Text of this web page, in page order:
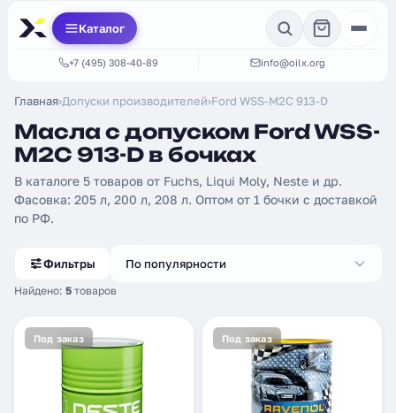
Каталог
+7 (495) 308-40-89 info@oilx.org
Главная›Допуски производителей›Ford WSS-M2C 913-D
Масла с допуском Ford WSS-
M2C 913-D в бочках
В каталоге 5 товаров от Fuchs, Liqui Moly, Neste и др.
Фасовка: 205 л, 200 л, 208 л. Оптом от 1 бочки с доставкой
по РФ.
Фильтры
Найдено: 5 товаров
По популярности
Под заказ Под заказ